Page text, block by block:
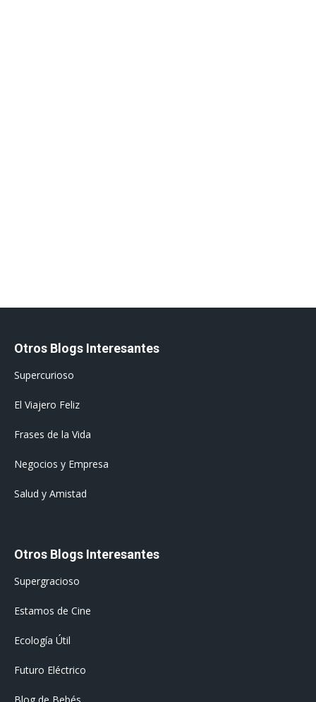
Otros Blogs Interesantes
Supercurioso
El Viajero Feliz
Frases de la Vida
Negocios y Empresa
Salud y Amistad
Otros Blogs Interesantes
Supergracioso
Estamos de Cine
Ecología Útil
Futuro Eléctrico
Blog de Bebés